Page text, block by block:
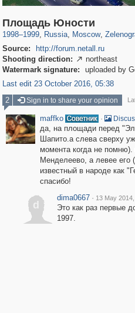
Площадь Юности
1998–1999, Russia
1,407,712
, Moscow
319,968 8,295
,
4,223
Source:
http://forum.netall.ru
Shooting direction:  northeast
Watermark signature:
uploaded by
Last edit 23 October 2016, 05:38
2
Sign in to share your opinion
maffko ·
да, на площади перед
Шапито.а слева сверху
момента когда не
Менделеево, а левее его
известный в народе как
спасибо!
d
dima0667 · 13 May
Это как раз первые
1997.